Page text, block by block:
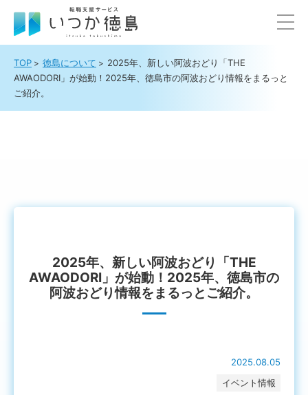
TOP 徳島について
2025年、新しい阿波おどり「THE
AWAODORI」が始動！2025年、徳島市の阿波おどり情報をまるっと
ご紹介。
2025年、新しい阿波おどり「THE
AWAODORI」が始動！2025年、徳島市の
阿波おどり情報をまるっとご紹介。
2025.08.05
イベント情報